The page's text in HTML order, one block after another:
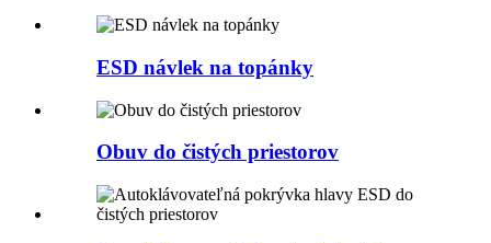
ESD návlek na topánky
Obuv do čistých priestorov